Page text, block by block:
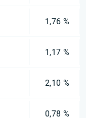
1,76 %
1,17 %
2,10 %
0,78 %